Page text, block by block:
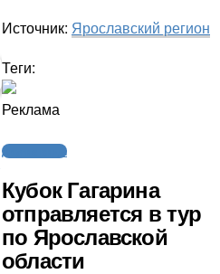
Источник: Ярославский регион
Теги:
Реклама
Другие виды
Кубок Гагарина
отправляется в тур
по Ярославской
области